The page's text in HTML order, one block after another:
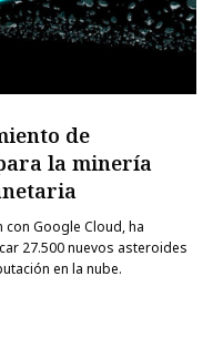
de
la minería
Google Cloud, ha
27.500 nuevos asteroides
en la nube.